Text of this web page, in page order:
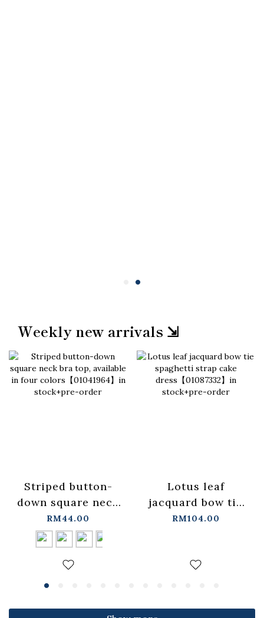
Weekly new arrivals ⇲
Striped button-
down square neck
bra top, available
in four
colors【01041964】
in stock+pre-order
RM44.00
Lotus leaf
jacquard bow tie
spaghetti strap
in stock+pre-order
RM104.00